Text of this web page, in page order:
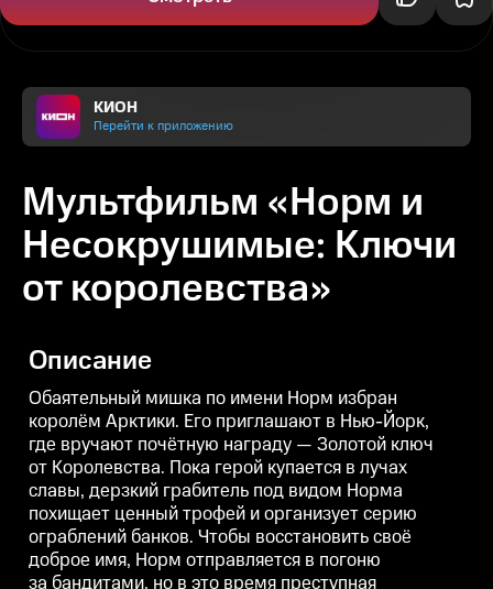
КИОН
Перейти к приложению
Мультфильм «Норм и
Несокрушимые: Ключи
от королевства»
Описание
Обаятельный мишка по имени Норм избран
королём Арктики. Его приглашают в Нью-Йорк,
где вручают почётную награду — Золотой ключ
от Королевства. Пока герой купается в лучах
славы, дерзкий грабитель под видом Норма
похищает ценный трофей и организует серию
ограблений банков. Чтобы восстановить своё
доброе имя, Норм отправляется в погоню
за бандитами, но в это время преступная